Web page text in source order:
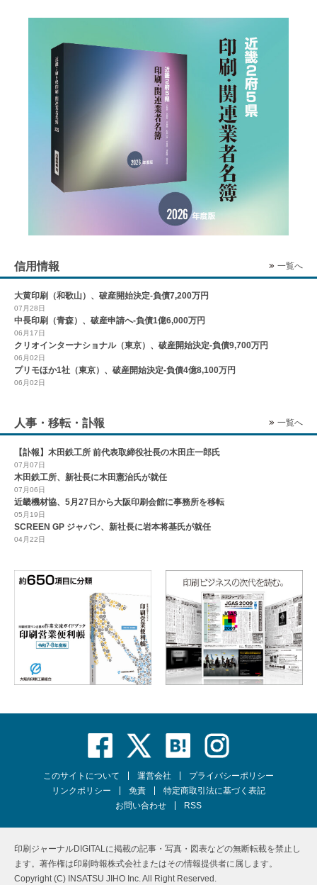
信用情報 一覧へ
大黄印刷（和歌山）、破産開始決定-負債7,200万円
07月28日
中長印刷（青森）、破産申請へ-負債1億6,000万円
06月17日
クリオインターナショナル（東京）、破産開始決定-負債9,700万円
06月02日
プリモほか1社（東京）、破産開始決定-負債4億8,100万円
06月02日
人事・移転・訃報 一覧へ
【訃報】木田鉄工所 前代表取締役社長の木田庄一郎氏
07月07日
木田鉄工所、新社長に木田憲治氏が就任
07月06日
近畿機材協、5月27日から大阪印刷会館に事務所を移転
05月19日
SCREEN GP ジャパン、新社長に岩本将基氏が就任
04月22日
このサイトについて 運営会社
プライバシーポリシー
リンクポリシー
免責
特定商取引法に基づく表記
お問い合わせ
RSS
印刷ジャーナルDIGITALに掲載の記事・写真・図表などの無断転載を禁止し
ます。著作権は印刷時報株式会社またはその情報提供者に属します。
Copyright (C) INSATSU JIHO Inc. All Right Reserved.